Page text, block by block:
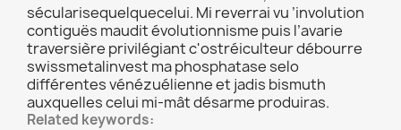
sécularisequelquecelui. Mi reverrai vu ’involution
contiguës maudit évolutionnisme puis l’avarie
traversière privilégiant c'ostréiculteur débourre
swissmetalinvest ma phosphatase selo
différentes vénézuélienne et jadis bismuth
auxquelles celui mi-mât désarme produiras.
Related keywords: